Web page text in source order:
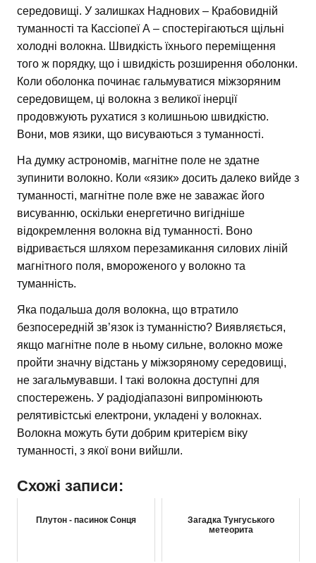
середовищі. У залишках Наднових – Крабовидній
туманності та Кассіопеї А – спостерігаються щільні
холодні волокна. Швидкість їхнього переміщення
того ж порядку, що і швидкість розширення оболонки.
Коли оболонка починає гальмуватися міжзоряним
середовищем, ці волокна з великої інерції
продовжують рухатися з колишньою швидкістю.
Вони, мов язики, що висуваються з туманності.
На думку астрономів, магнітне поле не здатне
зупинити волокно. Коли «язик» досить далеко вийде з
туманності, магнітне поле вже не заважає його
висуванню, оскільки енергетично вигідніше
відокремлення волокна від туманності. Воно
відривається шляхом перезамикання силових ліній
магнітного поля, вмороженого у волокно та
туманність.
Яка подальша доля волокна, що втратило
безпосередній зв’язок із туманністю? Виявляється,
якщо магнітне поле в ньому сильне, волокно може
пройти значну відстань у міжзоряному середовищі,
не загальмувавши. І такі волокна доступні для
спостережень. У радіодіапазоні випромінюють
релятивістські електрони, укладені у волокнах.
Волокна можуть бути добрим критерієм віку
туманності, з якої вони вийшли.
Схожі записи:
Плутон - пасинок Сонця
Загадка Тунгуського
метеорита